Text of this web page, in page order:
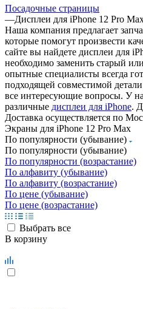
сайте вы найдете дисплеи для
необходимо заменить старый
опытные специалисты всегда
подходящей совместимой
все интересующие вопросы. У
различныедисплеи для iPhone.
Доставка осуществляется по
Экраны для iPhone 12 Pro Max
По популярности (убывание)
По популярности (убывание)
По популярности (возрастание)
По алфавиту (убывание)
По алфавиту (возрастание)
По цене (убывание)
По цене (возрастание)
Выбрать все
В корзину